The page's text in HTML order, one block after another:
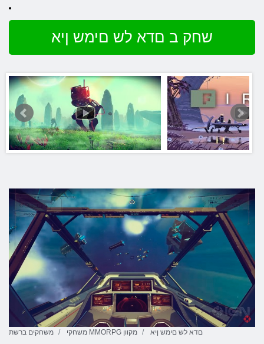
שחק ב םדא לש םימש ןיא
משחקים ברשת משחקי MMORPG מקוון םדא לש םימש ןיא